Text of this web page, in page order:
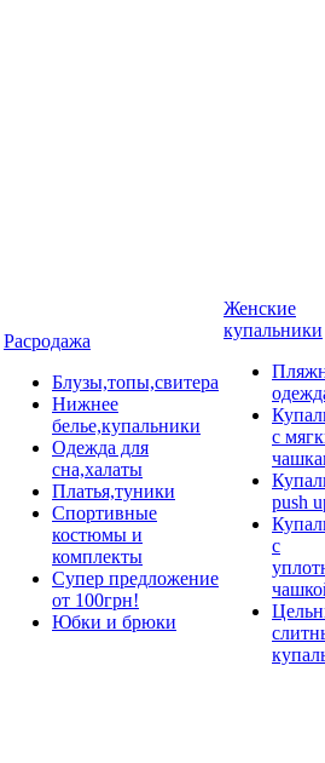
Расродажа
Блузы,топы,свитера
Нижнее
белье,купальники
Одежда для
сна,халаты
Платья,туники
Спортивные
костюмы и
комплекты
Супер предложение
от 100грн!
Юбки и брюки
Женские
купальники
с
push
с